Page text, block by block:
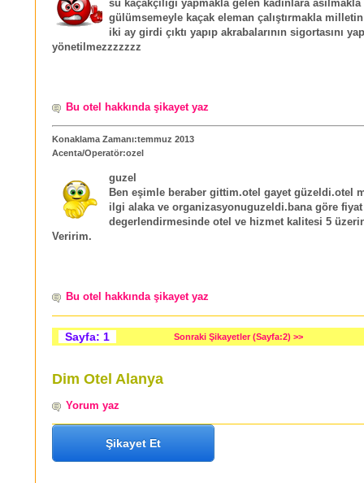
su kaçakçılıgı yapmakla gelen kadınlara asılmakla
gülümsemeyle kaçak eleman çalıştırmakla milletin
iki ay girdi çıktı yapıp akrabalarının sigortasını
yönetilmezzzzzzz
Bu otel hakkında şikayet yaz
Konaklama Zamanı:temmuz 2013
Acenta/Operatör:ozel
guzel
Ben eşimle beraber gittim.otel gayet güzeldi.otel
ilgi alaka ve organizasyonuguzeldi.bana göre fiyat
degerlendirmesinde otel ve hizmet kalitesi 5
Veririm.
Bu otel hakkında şikayet yaz
Sayfa: 1 Sonraki Şikayetler (Sayfa:2) >>
Dim Otel Alanya
Yorum yaz
Şikayet Et